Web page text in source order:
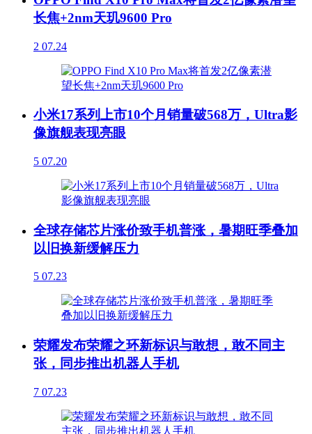
长焦+2nm天玑9600 Pro
2 07.24
小米17系列上市10个月销量破568万，Ultra影
像旗舰表现亮眼
5 07.20
全球存储芯片涨价致手机普涨，暑期旺季叠加
以旧换新缓解压力
5 07.23
荣耀发布荣耀之环新标识与敢想，敢不同主
张，同步推出机器人手机
7 07.23